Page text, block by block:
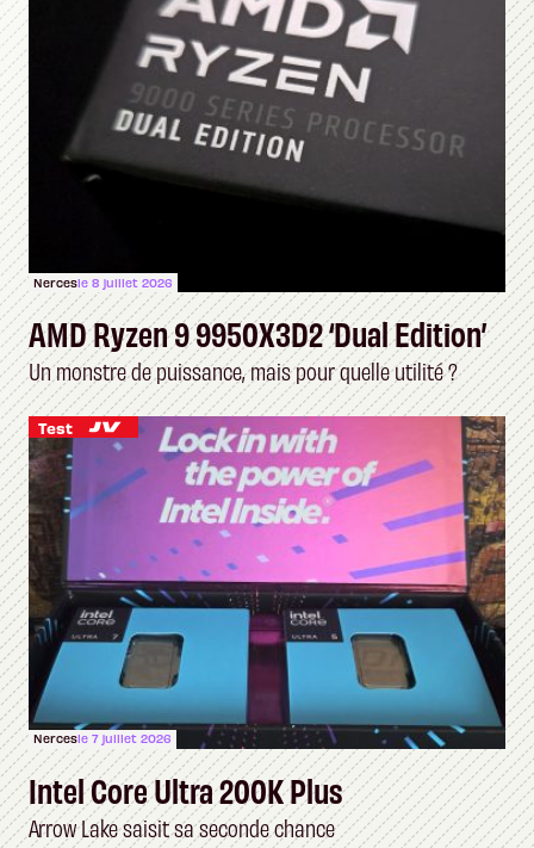
Nercesle 8 juillet 2026
AMD Ryzen 9 9950X3D2 ‘Dual Edition’
Un monstre de puissance, mais pour quelle utilité ?
Test
Nercesle 7 juillet 2026
Intel Core Ultra 200K Plus
Arrow Lake saisit sa seconde chance